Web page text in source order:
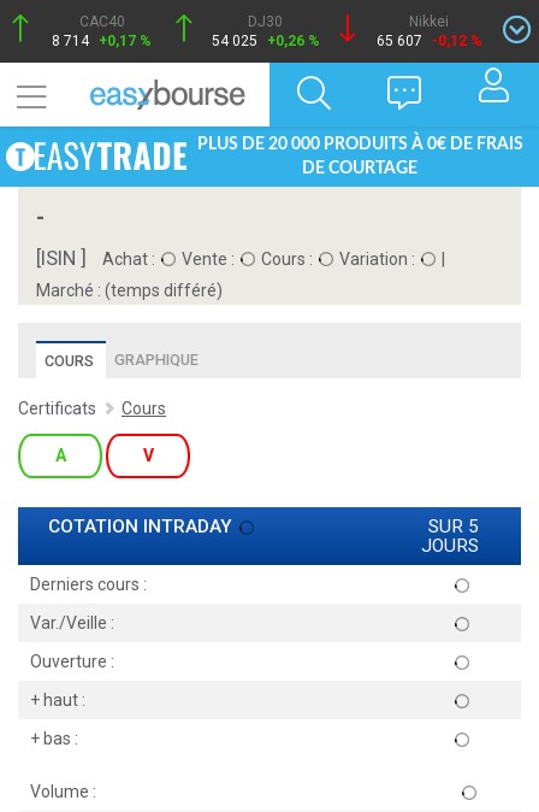
CAC40
8 714 +0,17 %
DJ30
54 025
+0,26 %
Nikkei
65 607
-0,12 %
PLUS DE 20 000 PRODUITS À 0€ DE FRAIS
DE COURTAGE
-
[ISIN ] Achat : Vente : Cours : Variation :
Marché : (temps différé)
COURS GRAPHIQUE
Certificats Cours
A V
COTATION INTRADAY
SUR 5
JOURS
Derniers cours :
Var./Veille :
Ouverture :
+ haut :
+ bas :
Volume :